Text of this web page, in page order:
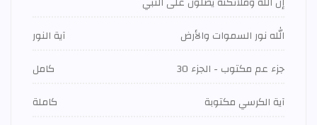
الله نور السموات والأرض
آية النور
جزء عم مكتوب - الجزء 30
كامل
آية الكرسي مكتوبة
كاملة